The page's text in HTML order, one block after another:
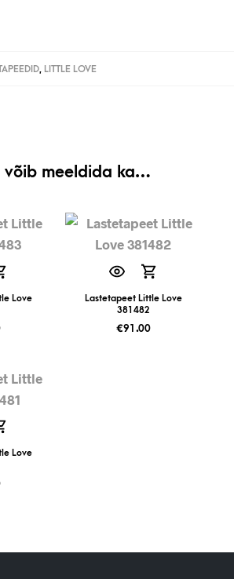
, LITTLE LOVE
võib meeldida ka…
Love
Lastetapeet Little Love
381482
€91.00
Love